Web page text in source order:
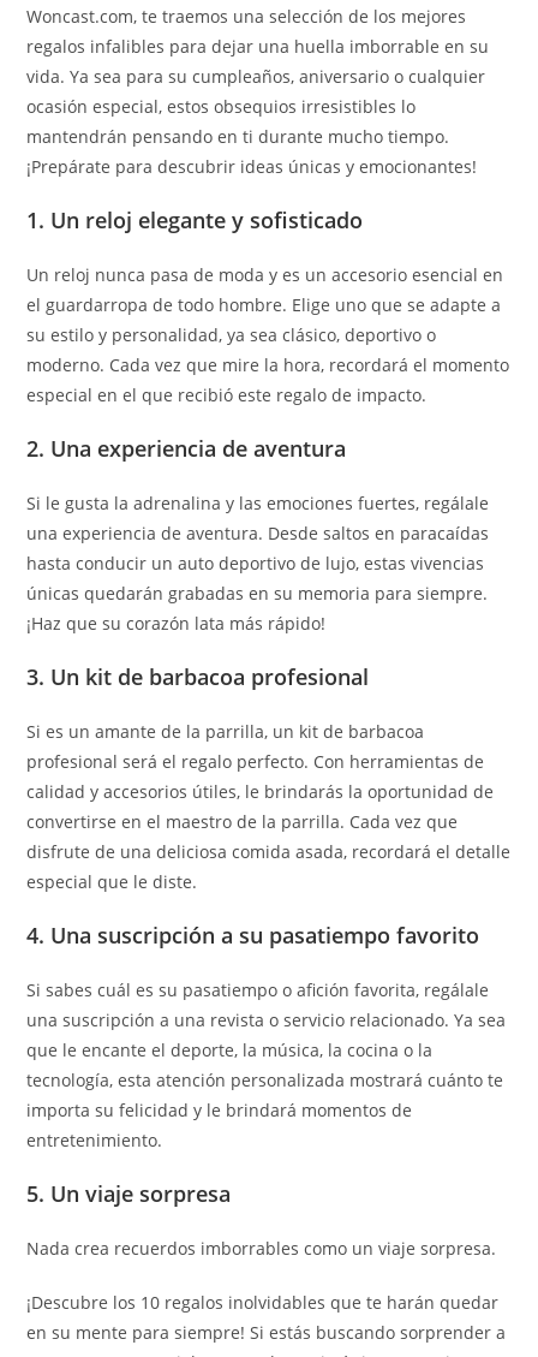
Woncast.com, te traemos una selección de los mejores
regalos infalibles para dejar una huella imborrable en su
vida. Ya sea para su cumpleaños, aniversario o cualquier
ocasión especial, estos obsequios irresistibles lo
mantendrán pensando en ti durante mucho tiempo.
¡Prepárate para descubrir ideas únicas y emocionantes!
1. Un reloj elegante y sofisticado
Un reloj nunca pasa de moda y es un accesorio esencial en
el guardarropa de todo hombre. Elige uno que se adapte a
su estilo y personalidad, ya sea clásico, deportivo o
moderno. Cada vez que mire la hora, recordará el momento
especial en el que recibió este regalo de impacto.
2. Una experiencia de aventura
Si le gusta la adrenalina y las emociones fuertes, regálale
una experiencia de aventura. Desde saltos en paracaídas
hasta conducir un auto deportivo de lujo, estas vivencias
únicas quedarán grabadas en su memoria para siempre.
¡Haz que su corazón lata más rápido!
3. Un kit de barbacoa profesional
Si es un amante de la parrilla, un kit de barbacoa
profesional será el regalo perfecto. Con herramientas de
calidad y accesorios útiles, le brindarás la oportunidad de
convertirse en el maestro de la parrilla. Cada vez que
disfrute de una deliciosa comida asada, recordará el detalle
especial que le diste.
4. Una suscripción a su pasatiempo favorito
Si sabes cuál es su pasatiempo o afición favorita, regálale
una suscripción a una revista o servicio relacionado. Ya sea
que le encante el deporte, la música, la cocina o la
tecnología, esta atención personalizada mostrará cuánto te
importa su felicidad y le brindará momentos de
entretenimiento.
5. Un viaje sorpresa
Nada crea recuerdos imborrables como un viaje sorpresa.
¡Descubre los 10 regalos inolvidables que te harán quedar
en su mente para siempre! Si estás buscando sorprender a